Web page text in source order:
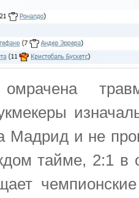
Мадрид и не
тайме, 2:1 в